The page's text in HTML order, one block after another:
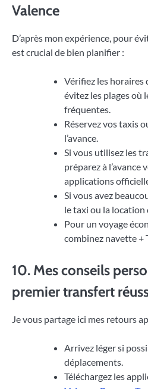
Valence
D’après mon expérience, pour
est crucial de bien planifier :
Vérifiez les horaires
évitez les plages où
fréquentes.
Réservez vos taxis
l’avance.
Si vous utilisez les
préparez à l’avance
applications
Si vous avez
le taxi ou la location
Pour un voyage
combinez navette +
10. Mes conseils
premier transfert
Je vous partage ici mes retours
Arrivez léger si
déplacements.
Téléchargez les